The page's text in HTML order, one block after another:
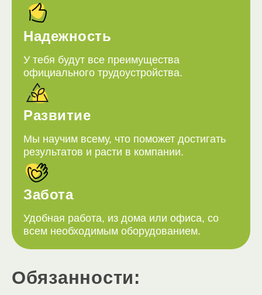
Надежность
У тебя будут все преимущества
официального трудоустройства.
Развитие
Мы научим всему, что поможет достигать
результатов и расти в компании.
Забота
Удобная работа, из дома или офиса, со
всем необходимым оборудованием.
Обязанности: